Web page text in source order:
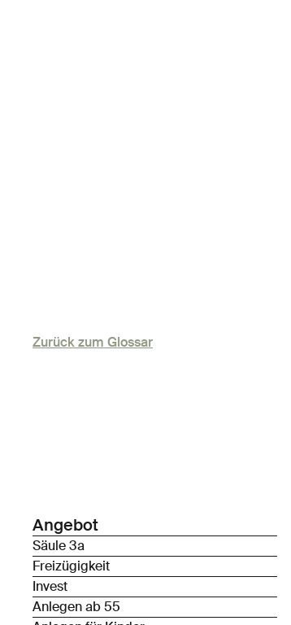
Zurück zum Glossar
Angebot
Säule 3a
Freizügigkeit
Invest
Anlegen ab 55